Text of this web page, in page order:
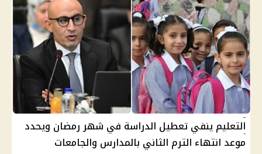
التعليم ينفي تعطيل الدراسة في شهر رمضان ويحدد
موعد انتهاء الترم الثاني بالمدارس والجامعات